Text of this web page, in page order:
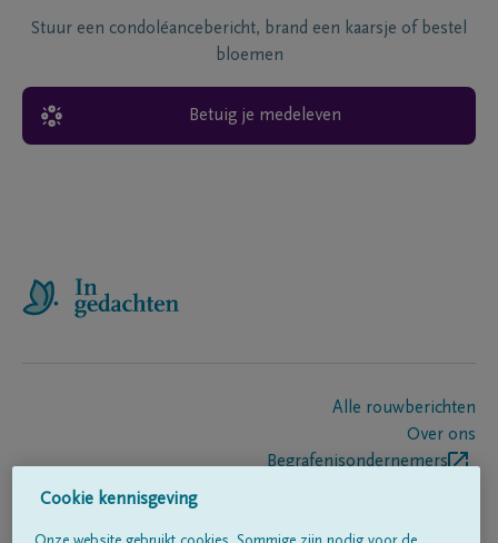
Stuur een condoléancebericht, brand een kaarsje of bestel
bloemen
Betuig je medeleven
Alle rouwberichten
Over ons
Begrafenisondernemers
Cookie kennisgeving